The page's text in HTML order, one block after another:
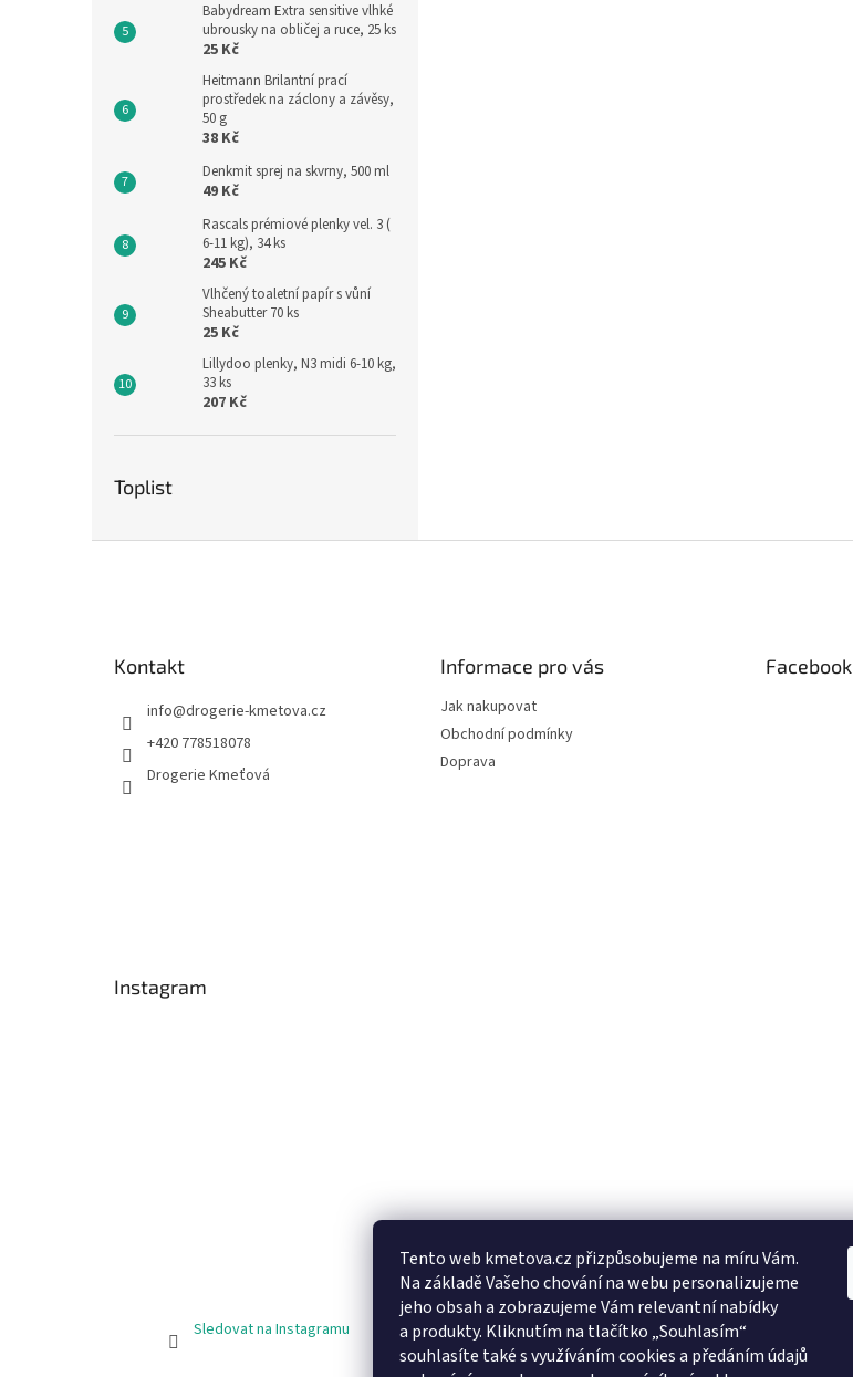
Tento web kmetova.cz přizpůsobujeme na míru Vám.
Na základě Vašeho chování na webu personalizujeme
jeho obsah a zobrazujeme Vám relevantní nabídky
a produkty. Kliknutím na tlačítko „Souhlasím“
souhlasíte také s využíváním cookies a předáním údajů
Babydream Extra sensitive vlhké
ubrousky na obličej a ruce, 25 ks
25 Kč
Heitmann Brilantní prací
prostředek na záclony a závěsy,
50 g
38 Kč
Denkmit sprej na skvrny, 500 ml
49 Kč
Rascals prémiové plenky vel. 3 (
6-11 kg), 34 ks
245 Kč
Vlhčený toaletní papír s vůní
Sheabutter 70 ks
25 Kč
Lillydoo plenky, N3 midi 6-10 kg,
33 ks
207 Kč
Toplist
Kontakt
info@drogerie-kmetova.cz
+420 778518078
Drogerie Kmeťová
Informace pro vás
Jak nakupovat
Obchodní podmínky
Doprava
Facebook
Instagram
Sledovat na Instagramu